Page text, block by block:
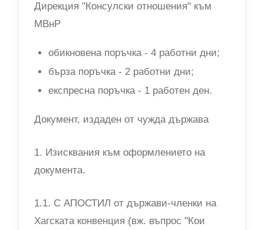
Дирекция "Консулски отношения" към
МВнР
обикновена поръчка - 4 работни дни;
бърза поръчка - 2 работни дни;
експресна поръчка - 1 работен ден.
Документ, издаден от чужда държава
1. Изисквания към оформлението на
документа.
1.1. С АПОСТИЛ от държави-членки на
Хагската конвенция (вж. въпрос "Кои